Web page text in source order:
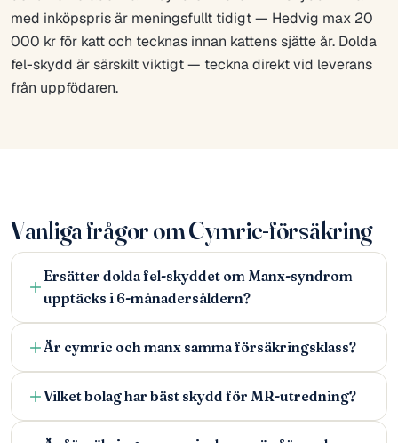
med inköpspris är meningsfullt tidigt — Hedvig max 20
000 kr för katt och tecknas innan kattens sjätte år. Dolda
fel-skydd är särskilt viktigt — teckna direkt vid leverans
från uppfödaren.
Vanliga frågor om Cymric-försäkring
Ersätter dolda fel-skyddet om Manx-syndrom
upptäcks i 6-månadersåldern?
Är cymric och manx samma försäkringsklass?
Vilket bolag har bäst skydd för MR-utredning?